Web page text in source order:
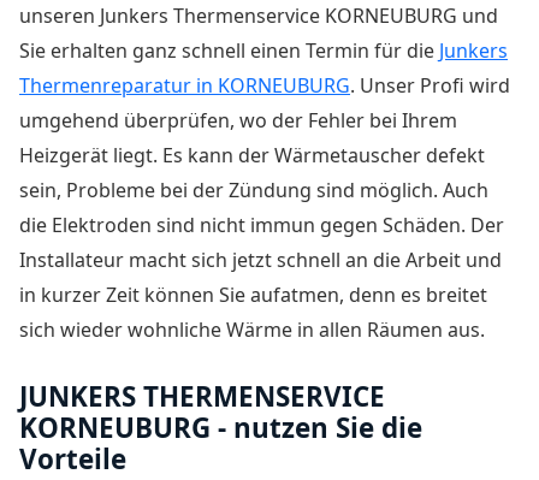
unseren Junkers Thermenservice KORNEUBURG und
Sie erhalten ganz schnell einen Termin für die Junkers
Thermenreparatur in KORNEUBURG. Unser Profi wird
umgehend überprüfen, wo der Fehler bei Ihrem
Heizgerät liegt. Es kann der Wärmetauscher defekt
sein, Probleme bei der Zündung sind möglich. Auch
die Elektroden sind nicht immun gegen Schäden. Der
Installateur macht sich jetzt schnell an die Arbeit und
in kurzer Zeit können Sie aufatmen, denn es breitet
sich wieder wohnliche Wärme in allen Räumen aus.
JUNKERS THERMENSERVICE
KORNEUBURG - nutzen Sie die
Vorteile